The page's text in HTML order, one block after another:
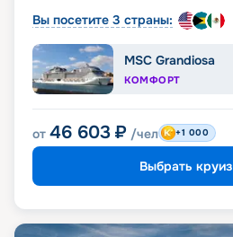
Вы посетите 3 страны:
MSC Grandiosa
КОМФОРТ
от 46 603 ₽ /чел +1 000
Выбрать круиз